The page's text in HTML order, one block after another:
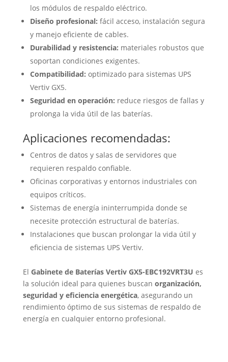
los módulos de respaldo eléctrico.
Diseño profesional: fácil acceso, instalación segura
y manejo eficiente de cables.
Durabilidad y resistencia: materiales robustos que
soportan condiciones exigentes.
Compatibilidad: optimizado para sistemas UPS
Vertiv GX5.
Seguridad en operación: reduce riesgos de fallas y
prolonga la vida útil de las baterías.
Aplicaciones recomendadas:
Centros de datos y salas de servidores que
requieren respaldo confiable.
Oficinas corporativas y entornos industriales con
equipos críticos.
Sistemas de energía ininterrumpida donde se
necesite protección estructural de baterías.
Instalaciones que buscan prolongar la vida útil y
eficiencia de sistemas UPS Vertiv.
El Gabinete de Baterías Vertiv GX5-EBC192VRT3U es
la solución ideal para quienes buscan organización,
seguridad y eficiencia energética, asegurando un
rendimiento óptimo de sus sistemas de respaldo de
energía en cualquier entorno profesional.